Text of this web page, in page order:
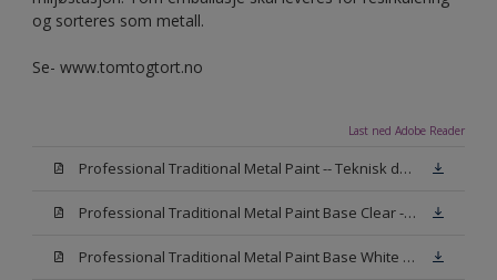
og sorteres som metall.
Se- www.tomtogtort.no
Last ned Adobe Reader
Professional Traditional Metal Paint -- Teknisk datablad
Professional Traditional Metal Paint Base Clear -- Sikkerhetsdatablad
Professional Traditional Metal Paint Base White -- Sikkerhetsdatablad